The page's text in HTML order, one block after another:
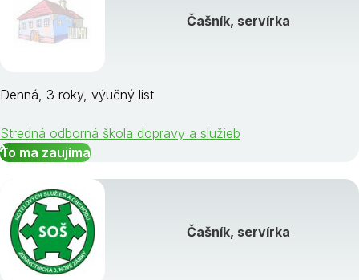
Čašník, servírka
Denná, 3 roky, výučný list
Stredná odborná škola dopravy a služieb
To ma zaujíma
Čašník, servírka